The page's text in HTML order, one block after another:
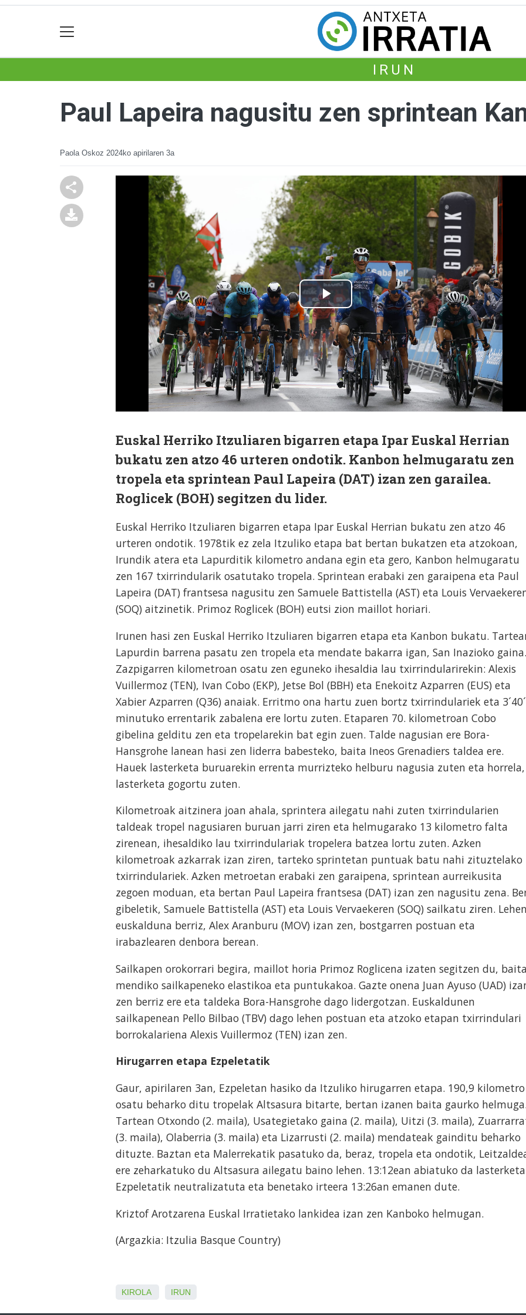
IRUN
Paul Lapeira nagusitu zen sprintean
Paola Oskoz 2024ko apirilaren 3a
Euskal Herriko Itzuliaren bigarren etapa Ipar Euskal Herrian
bukatu zen atzo 46 urteren ondotik. Kanbon helmugaratu zen
tropela eta sprintean Paul Lapeira (DAT) izan zen garailea.
Roglicek (BOH) segitzen du lider.
Euskal Herriko Itzuliaren bigarren etapa Ipar Euskal Herrian bukatu zen atzo 46
urteren ondotik. 1978tik ez zela Itzuliko etapa bat bertan bukatzen eta atzokoan,
Irundik atera eta Lapurditik kilometro andana egin eta gero, Kanbon helmugaratu
zen 167 txirrindularik osatutako tropela. Sprintean erabaki zen garaipena eta Paul
Lapeira (DAT) frantsesa nagusitu zen Samuele Battistella (AST) eta Louis
(SOQ) aitzinetik. Primoz Roglicek (BOH) eutsi zion maillot horiari.
Irunen hasi zen Euskal Herriko Itzuliaren bigarren etapa eta Kanbon bukatu.
Lapurdin barrena pasatu zen tropela eta mendate bakarra igan, San Inazioko gaina.
Zazpigarren kilometroan osatu zen eguneko ihesaldia lau txirrindularirekin: Alexis
Vuillermoz (TEN), Ivan Cobo (EKP), Jetse Bol (BBH) eta Enekoitz Azparren (EUS) eta
Xabier Azparren (Q36) anaiak. Erritmo ona hartu zuen bortz txirrindulariek eta
minutuko errentarik zabalena ere lortu zuten. Etaparen 70. kilometroan Cobo
gibelina gelditu zen eta tropelarekin bat egin zuen. Talde nagusian ere Bora-
Hansgrohe lanean hasi zen liderra babesteko, baita Ineos Grenadiers taldea ere.
Hauek lasterketa buruarekin errenta murrizteko helburu nagusia zuten eta horrela,
lasterketa gogortu zuten.
Kilometroak aitzinera joan ahala, sprintera ailegatu nahi zuten txirrindularien
taldeak tropel nagusiaren buruan jarri ziren eta helmugarako 13 kilometro falta
zirenean, ihesaldiko lau txirrindulariak tropelera batzea lortu zuten. Azken
kilometroak azkarrak izan ziren, tarteko sprintetan puntuak batu nahi zituztelako
txirrindulariek. Azken metroetan erabaki zen garaipena, sprintean aurreikusita
zegoen moduan, eta bertan Paul Lapeira frantsesa (DAT) izan zen nagusitu zena.
gibeletik, Samuele Battistella (AST) eta Louis Vervaekeren (SOQ) sailkatu ziren. Lehen
euskalduna berriz, Alex Aranburu (MOV) izan zen, bostgarren postuan eta
irabazlearen denbora berean.
Sailkapen orokorrari begira, maillot horia Primoz Roglicena izaten segitzen du, baita
mendiko sailkapeneko elastikoa eta puntukakoa. Gazte onena Juan Ayuso (UAD)
zen berriz ere eta taldeka Bora-Hansgrohe dago lidergotzan. Euskaldunen
sailkapenean Pello Bilbao (TBV) dago lehen postuan eta atzoko etapan txirrindulari
borrokalariena Alexis Vuillermoz (TEN) izan zen.
Hirugarren etapa Ezpeletatik
Gaur, apirilaren 3an, Ezpeletan hasiko da Itzuliko hirugarren etapa. 190,9 kilometro
osatu beharko ditu tropelak Altsasura bitarte, bertan izanen baita gaurko helmuga.
Tartean Otxondo (2. maila), Usategietako gaina (2. maila), Uitzi (3. maila),
(3. maila), Olaberria (3. maila) eta Lizarrusti (2. maila) mendateak gainditu beharko
dituzte. Baztan eta Malerrekatik pasatuko da, beraz, tropela eta ondotik,
ere zeharkatuko du Altsasura ailegatu baino lehen. 13:12ean abiatuko da lasterketa
Ezpeletatik neutralizatuta eta benetako irteera 13:26an emanen dute.
Kriztof Arotzarena Euskal Irratietako lankidea izan zen Kanboko helmugan.
(Argazkia: Itzulia Basque Country)
KIROLA IRUN